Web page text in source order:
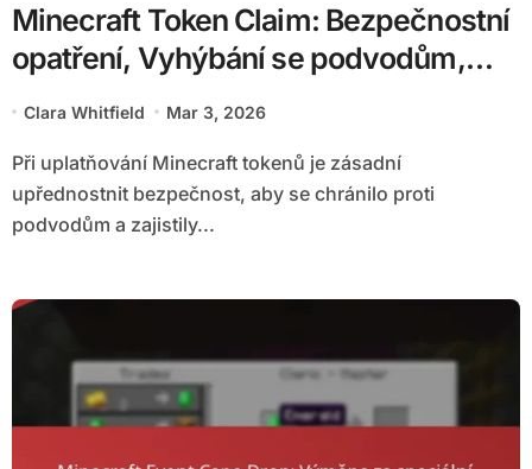
Minecraft Token Claim: Bezpečnostní
opatření, Vyhýbání se podvodům,
Clara Whitfield Mar 3, 2026
Při uplatňování Minecraft tokenů je zásadní
upřednostnit bezpečnost, aby se chránilo proti
podvodům a zajistily...